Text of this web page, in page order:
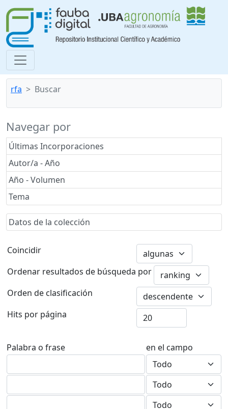
rfa Buscar
Navegar por
Últimas Incorporaciones
Autor/a - Año
Año - Volumen
Tema
Datos de la colección
Coincidir
Ordenar resultados de búsqueda por
Orden de clasificación
Hits por página
Palabra o frase en el campo